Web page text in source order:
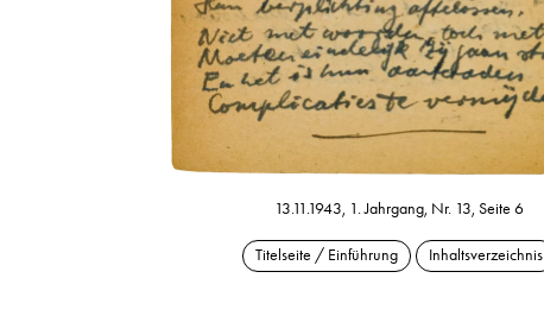
13.11.1943, 1. Jahrgang, Nr. 13, Seite 6
Titelseite / Einführung Inhaltsverzeichnis